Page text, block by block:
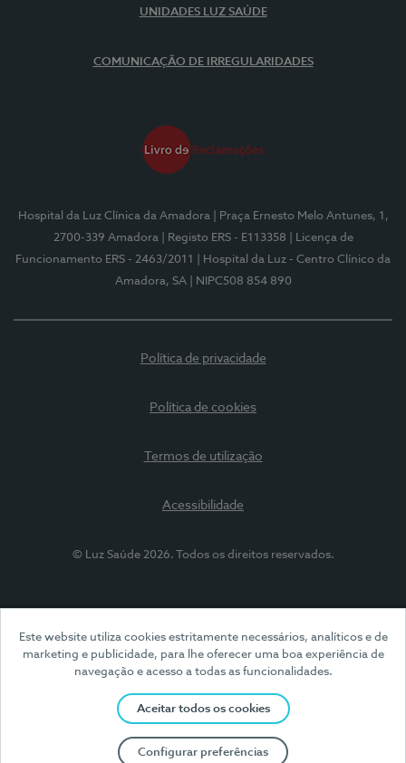
Este website utiliza cookies estritamente necessários, analíticos e de
marketing e publicidade, para lhe oferecer uma boa experiência de
navegação e acesso a todas as funcionalidades.
Aceitar todos os cookies
Configurar preferências
UNIDADES LUZ SAÚDE
COMUNICAÇÃO DE IRREGULARIDADES
Hospital da Luz Clínica da Amadora
| Praça Ernesto Melo Antunes, 1,
2700-339 Amadora
| Registo ERS - E113358
| Licença de
Funcionamento ERS - 2463/2011
| Hospital da Luz - Centro Clínico da
Amadora, SA
| NIPC508 854 890
Política de privacidade
Política de cookies
Termos de utilização
Acessibilidade
© Luz Saúde 2026. Todos os direitos reservados.